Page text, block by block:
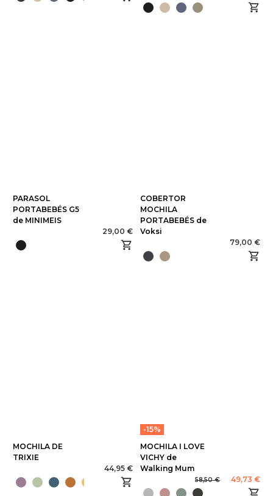
PARASOL
PORTABEBÉS G5
de MINIMEIS
29,00 €
COBERTOR
MOCHILA
PORTABEBÉS de
Voksi
79,00 €
MOCHILA DE
TRIXIE
44,95 €
-15%
MOCHILA I LOVE
VICHY de
Walking Mum
58,50 € 49,73 €